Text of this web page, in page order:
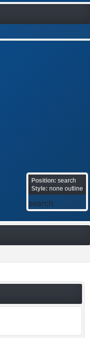
Position: search
Style: none outline
search